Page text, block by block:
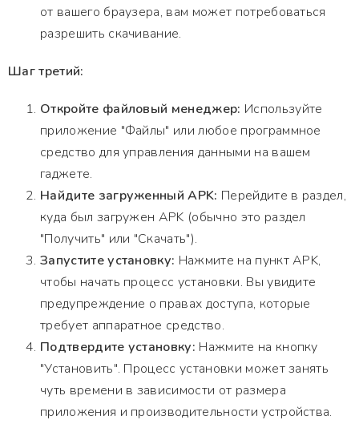
от вашего браузера, вам может потребоваться
разрешить скачивание.
Шаг третий:
Откройте файловый менеджер: Используйте
приложение "Файлы" или любое программное
средство для управления данными на вашем
гаджете.
Найдите загруженный APK: Перейдите в раздел,
куда был загружен APK (обычно это раздел
"Получить" или "Скачать").
Запустите установку: Нажмите на пункт APK,
чтобы начать процесс установки. Вы увидите
предупреждение о правах доступа, которые
требует аппаратное средство.
Подтвердите установку: Нажмите на кнопку
"Установить". Процесс установки может занять
чуть времени в зависимости от размера
приложения и производительности устройства.